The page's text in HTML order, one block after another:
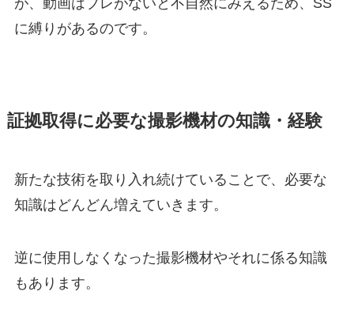
に縛りがあるのです。
証拠取得に必要な撮影機材の知識・経験
新たな技術を取り入れ続けていることで、必要な
知識はどんどん増えていきます。
逆に使用しなくなった撮影機材やそれに係る知識
もあります。